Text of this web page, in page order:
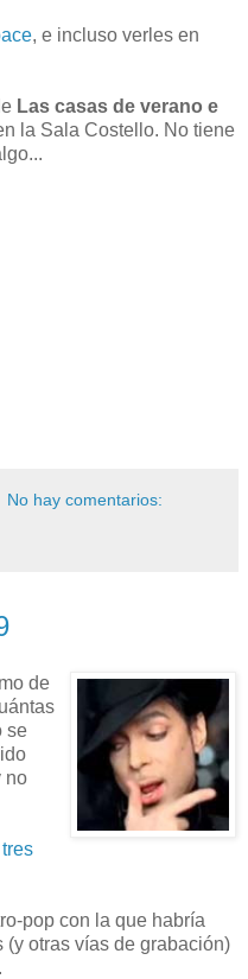
, e incluso verles en
Las casas de verano e
la Sala Costello. No tiene
No hay comentarios:
de
se
no
pop con la que habría
(y otras vías de grabación)